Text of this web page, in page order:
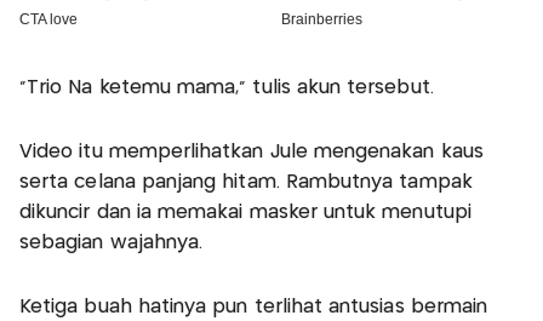
“Trio Na ketemu mama,” tulis akun tersebut.
Video itu memperlihatkan Jule mengenakan kaus
serta celana panjang hitam. Rambutnya tampak
dikuncir dan ia memakai masker untuk menutupi
sebagian wajahnya.
Ketiga buah hatinya pun terlihat antusias bermain